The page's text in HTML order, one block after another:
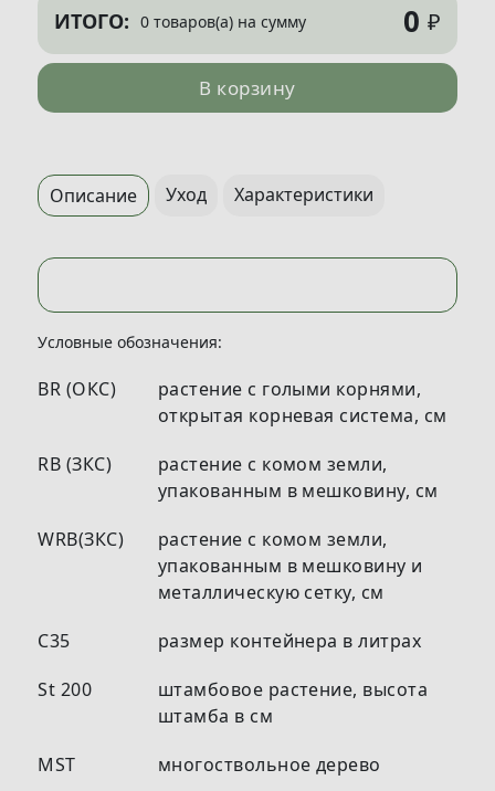
ИТОГО: 0 товаров(а) на сумму 0 ₽
В корзину
Описание Уход Характеристики
Условные обозначения:
BR (ОКС)
растение с голыми корнями,
открытая корневая система, см
RB (ЗКС)
растение с комом земли,
упакованным в мешковину, см
WRB(ЗКС)
растение с комом земли,
упакованным в мешковину и
металлическую сетку, см
С35
размер контейнера в литрах
St 200
штамбовое растение, высота
штамба в см
MST
многоствольное дерево